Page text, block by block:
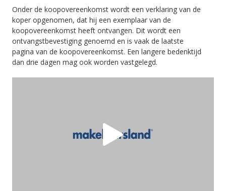
Onder de koopovereenkomst wordt een verklaring van de
koper opgenomen, dat hij een exemplaar van de
koopovereenkomst heeft ontvangen. Dit wordt een
ontvangstbevestiging genoemd en is vaak de laatste
pagina van de koopovereenkomst. Een langere bedenktijd
dan drie dagen mag ook worden vastgelegd.